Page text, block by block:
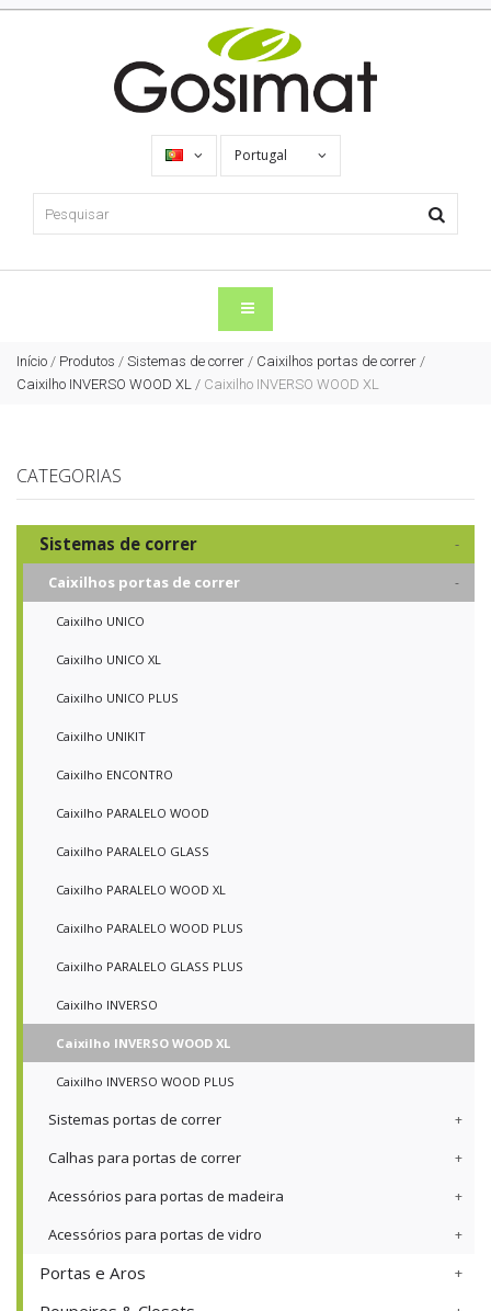
Portugal
Início / Produtos / Sistemas de correr / Caixilhos portas de correr /
Caixilho INVERSO WOOD XL / Caixilho INVERSO WOOD XL
CATEGORIAS
Sistemas de correr
Caixilhos portas de correr
Caixilho UNICO
Caixilho UNICO XL
Caixilho UNICO PLUS
Caixilho UNIKIT
Caixilho ENCONTRO
Caixilho PARALELO WOOD
Caixilho PARALELO GLASS
Caixilho PARALELO WOOD XL
Caixilho PARALELO WOOD PLUS
Caixilho PARALELO GLASS PLUS
Caixilho INVERSO
Caixilho INVERSO WOOD XL
Caixilho INVERSO WOOD PLUS
Sistemas portas de correr
Calhas para portas de correr
Acessórios para portas de madeira
Acessórios para portas de vidro
Portas e Aros